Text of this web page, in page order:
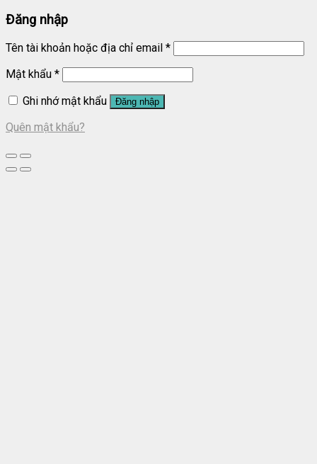
Đăng nhập
Tên tài khoản hoặc địa chỉ email *
Mật khẩu *
Ghi nhớ mật khẩu
Đăng nhập
Quên mật khẩu?